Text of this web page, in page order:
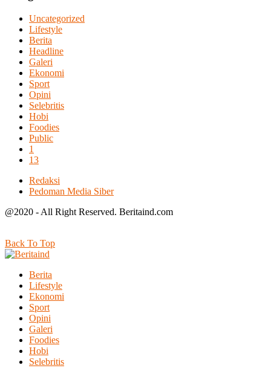
Uncategorized
Lifestyle
Berita
Headline
Galeri
Ekonomi
Sport
Opini
Selebritis
Hobi
Foodies
Public
1
13
Redaksi
Pedoman Media Siber
@2020 - All Right Reserved. Beritaind.com
Back To Top
Berita
Lifestyle
Ekonomi
Sport
Opini
Galeri
Foodies
Hobi
Selebritis